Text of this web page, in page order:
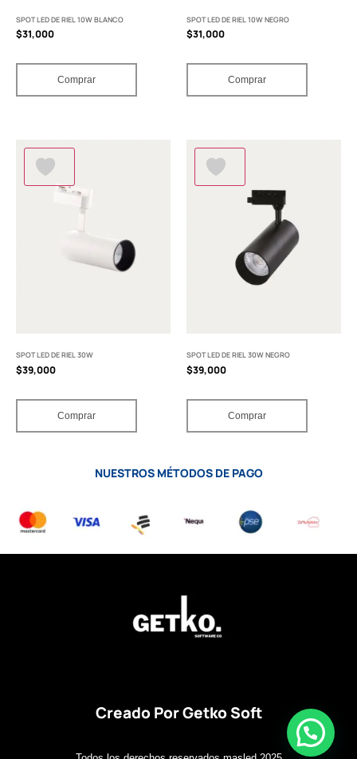
SPOT LED DE RIEL 10W BLANCO
$31,000
Comprar
SPOT LED DE RIEL 10W NEGRO
$31,000
Comprar
SPOT LED DE RIEL 30W
$39,000
Comprar
SPOT LED DE RIEL 30W NEGRO
$39,000
Comprar
NUESTROS MÉTODOS DE PAGO
Creado Por Getko Soft